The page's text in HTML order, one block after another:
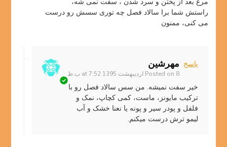
راستش شما برا سالاد فصل چه توری سسش رو درست
می کنی، ممنون
مهرشین
Posted on 8 اردیبهشت 1395 at 7:52 ب.ظ
پاسخ
خیر سفت نمیشه. من سس سالاد فصل رو با
ترکیب مایونز، ماست، کمی کچاپ، نمک و
فلفل و پودر سیر و پونه یا نعنا خشک و آب
لیمو ترش درست میکنم.